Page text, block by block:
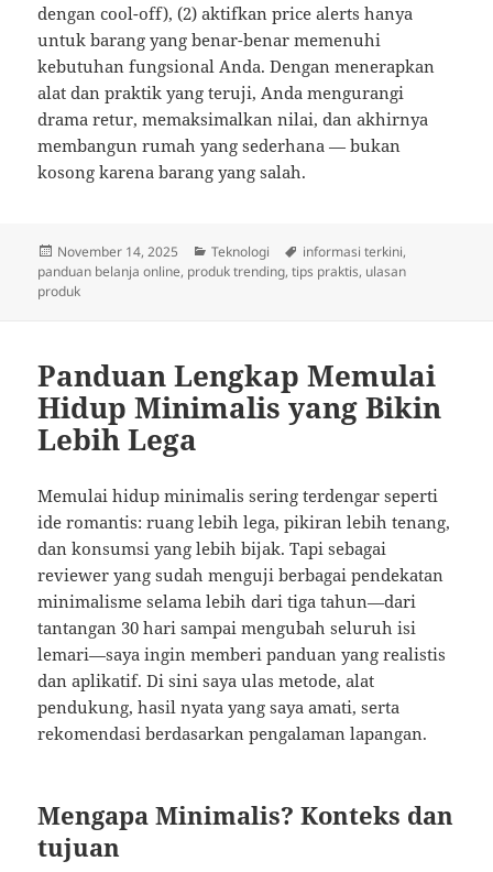
dengan cool-off), (2) aktifkan price alerts hanya
untuk barang yang benar-benar memenuhi
kebutuhan fungsional Anda. Dengan menerapkan
alat dan praktik yang teruji, Anda mengurangi
drama retur, memaksimalkan nilai, dan akhirnya
membangun rumah yang sederhana — bukan
kosong karena barang yang salah.
Posted
on
November 14, 2025 Categories
Teknologi Tags
informasi terkini,
panduan belanja online, produk trending,tips praktis, ulasan
produk
Panduan Lengkap Memulai
Hidup Minimalis yang Bikin
Lebih Lega
Memulai hidup minimalis sering terdengar seperti
ide romantis: ruang lebih lega, pikiran lebih tenang,
dan konsumsi yang lebih bijak. Tapi sebagai
reviewer yang sudah menguji berbagai pendekatan
minimalisme selama lebih dari tiga tahun—dari
tantangan 30 hari sampai mengubah seluruh isi
lemari—saya ingin memberi panduan yang realistis
dan aplikatif. Di sini saya ulas metode, alat
pendukung, hasil nyata yang saya amati, serta
rekomendasi berdasarkan pengalaman lapangan.
Mengapa Minimalis? Konteks dan
tujuan